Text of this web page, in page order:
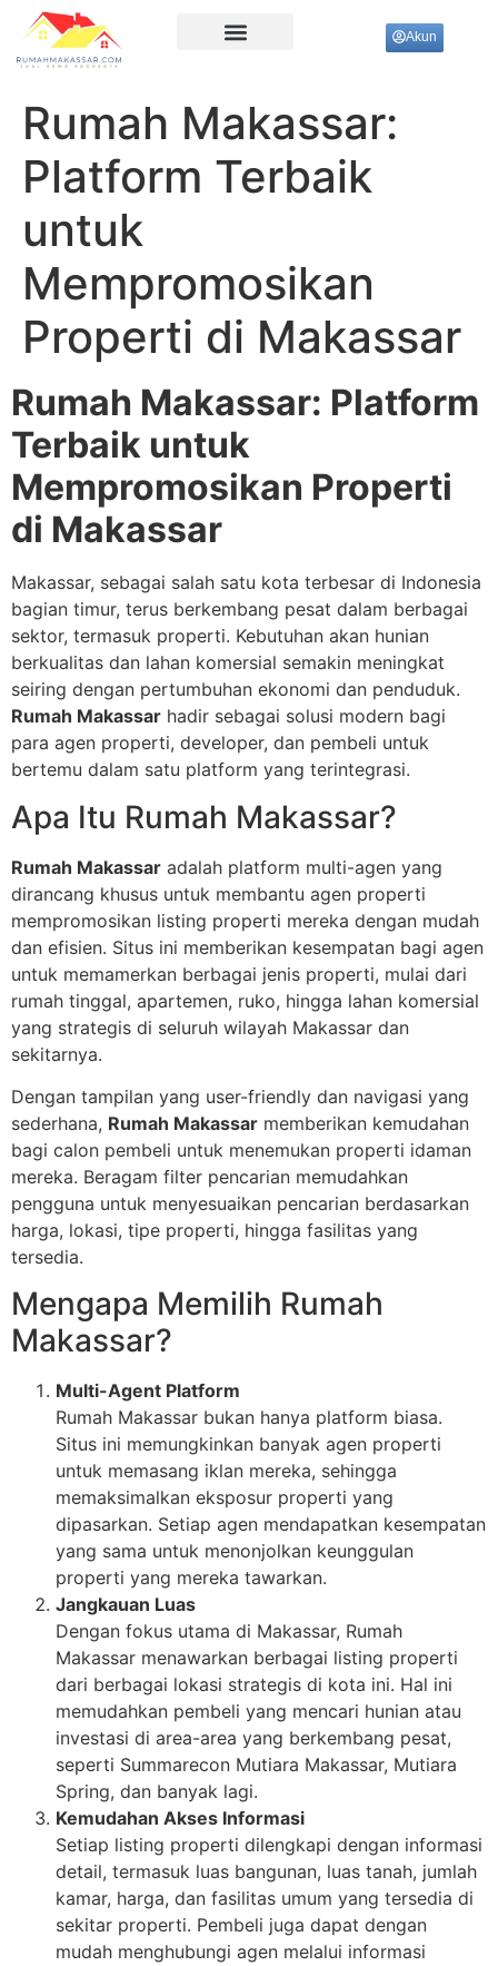
Akun
Rumah Makassar:
Platform Terbaik
untuk
Mempromosikan
Properti di Makassar
Rumah Makassar: Platform
Terbaik untuk
Mempromosikan Properti
di Makassar
Makassar, sebagai salah satu kota terbesar di Indonesia
bagian timur, terus berkembang pesat dalam berbagai
sektor, termasuk properti. Kebutuhan akan hunian
berkualitas dan lahan komersial semakin meningkat
seiring dengan pertumbuhan ekonomi dan penduduk.
Rumah Makassar hadir sebagai solusi modern bagi
para agen properti, developer, dan pembeli untuk
bertemu dalam satu platform yang terintegrasi.
Apa Itu Rumah Makassar?
Rumah Makassar adalah platform multi-agen yang
dirancang khusus untuk membantu agen properti
mempromosikan listing properti mereka dengan mudah
dan efisien. Situs ini memberikan kesempatan bagi agen
untuk memamerkan berbagai jenis properti, mulai dari
rumah tinggal, apartemen, ruko, hingga lahan komersial
yang strategis di seluruh wilayah Makassar dan
sekitarnya.
Dengan tampilan yang user-friendly dan navigasi yang
sederhana, Rumah Makassar memberikan kemudahan
bagi calon pembeli untuk menemukan properti idaman
mereka. Beragam filter pencarian memudahkan
pengguna untuk menyesuaikan pencarian berdasarkan
harga, lokasi, tipe properti, hingga fasilitas yang
tersedia.
Mengapa Memilih Rumah
Makassar?
Multi-Agent Platform
Rumah Makassar bukan hanya platform biasa.
Situs ini memungkinkan banyak agen properti
untuk memasang iklan mereka, sehingga
memaksimalkan eksposur properti yang
dipasarkan. Setiap agen mendapatkan kesempatan
yang sama untuk menonjolkan keunggulan
properti yang mereka tawarkan.
Jangkauan Luas
Dengan fokus utama di Makassar, Rumah
Makassar menawarkan berbagai listing properti
dari berbagai lokasi strategis di kota ini. Hal ini
memudahkan pembeli yang mencari hunian atau
investasi di area-area yang berkembang pesat,
seperti Summarecon Mutiara Makassar, Mutiara
Spring, dan banyak lagi.
Kemudahan Akses Informasi
Setiap listing properti dilengkapi dengan informasi
detail, termasuk luas bangunan, luas tanah, jumlah
kamar, harga, dan fasilitas umum yang tersedia di
sekitar properti. Pembeli juga dapat dengan
mudah menghubungi agen melalui informasi